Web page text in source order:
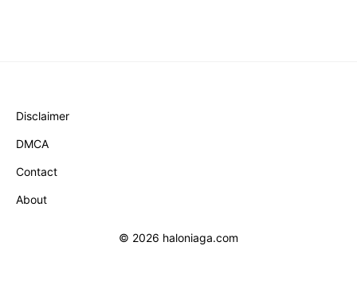
Disclaimer
DMCA
Contact
About
© 2026 haloniaga.com